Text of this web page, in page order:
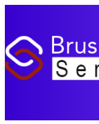
content